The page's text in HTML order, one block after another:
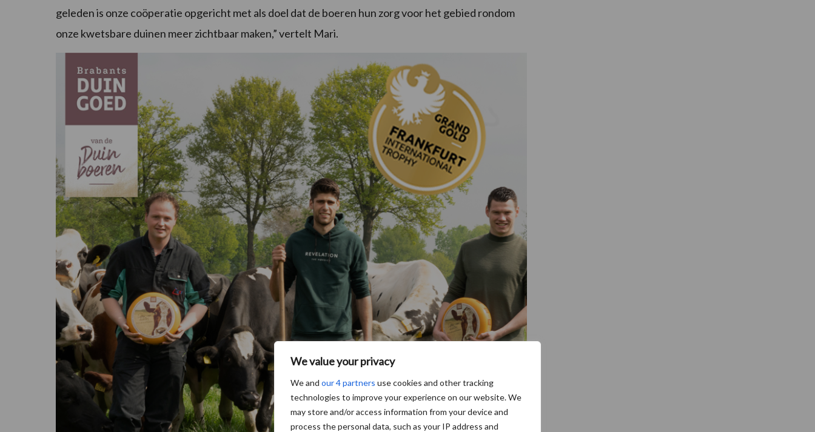
We value your privacy
We and our 4 partners use cookies and other tracking
technologies to improve your experience on our website. We
may store and/or access information from your device and
process the personal data, such as your IP address and
geleden is onze coöperatie opgericht met als doel dat de boeren hun zorg voor het gebied rondom
onze kwetsbare duinen meer zichtbaar maken,” vertelt Mari.